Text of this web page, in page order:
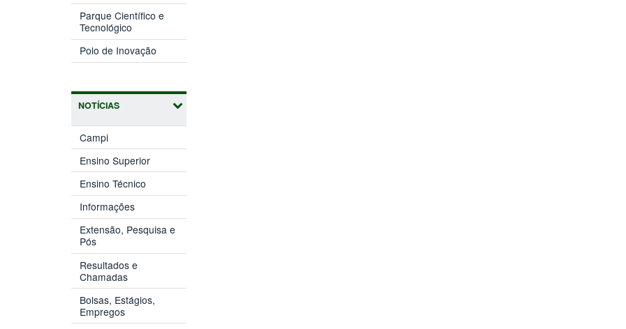
janela)
em
Parque Científico e
Tecnológico
em
nova
janela)
Polo de Inovação
em
NOTÍCIAS
Campi
Ensino Superior
Ensino Técnico
Informações
Extensão, Pesquisa e
Pós
Resultados e
Chamadas
Bolsas, Estágios,
Empregos